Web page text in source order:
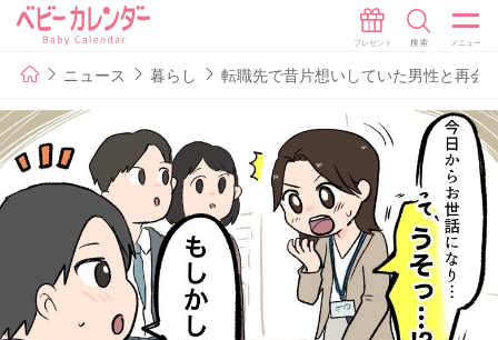
ニュース 暮らし 転職先で昔片想いしていた男性と再